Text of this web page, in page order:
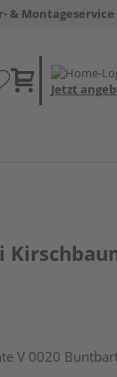
& Montageservice
Jetzt
V 0020